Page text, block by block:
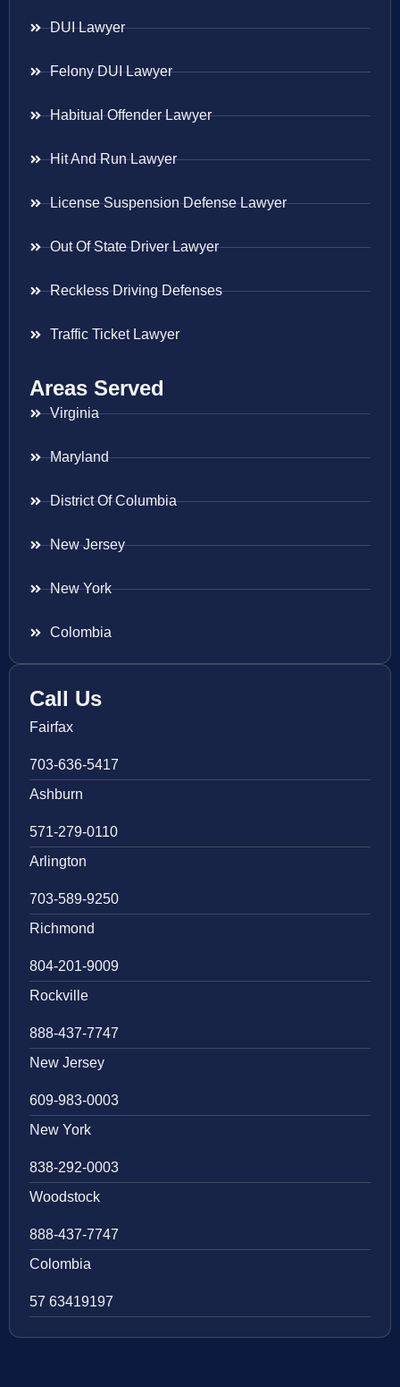
DUI Lawyer
Felony DUI Lawyer
Habitual Offender Lawyer
Hit And Run Lawyer
License Suspension Defense Lawyer
Out Of State Driver Lawyer
Reckless Driving Defenses
Traffic Ticket Lawyer
Areas Served
Virginia
Maryland
District Of Columbia
New Jersey
New York
Colombia
Call Us
Fairfax
703-636-5417
Ashburn
571-279-0110
Arlington
703-589-9250
Richmond
804-201-9009
Rockville
888-437-7747
New Jersey
609-983-0003
New York
838-292-0003
Woodstock
888-437-7747
Colombia
57 63419197